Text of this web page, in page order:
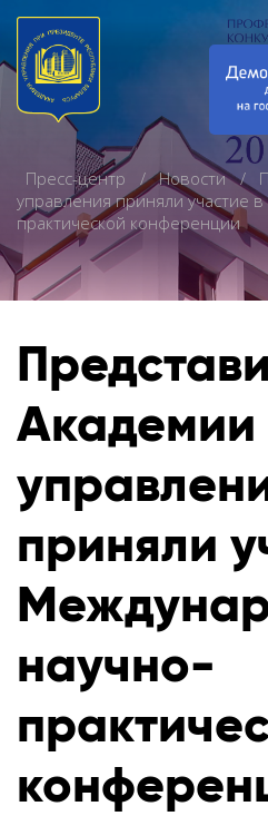
Пресс-центр Новости
управления приняли участие
практической конференции
Академии
приняли
научно-